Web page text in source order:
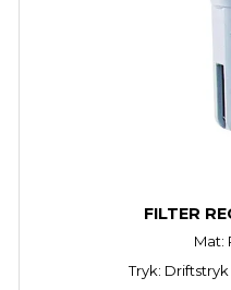
FILTER
Mat:
Tryk: